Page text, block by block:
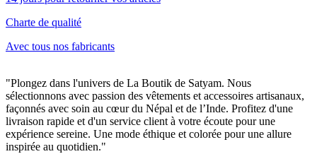
Charte de qualité
Avec tous nos fabricants
"Plongez dans l'univers de La Boutik de Satyam. Nous
sélectionnons avec passion des vêtements et accessoires artisanaux,
façonnés avec soin au cœur du Népal et de l’Inde. Profitez d'une
livraison rapide et d'un service client à votre écoute pour une
expérience sereine. Une mode éthique et colorée pour une allure
inspirée au quotidien."